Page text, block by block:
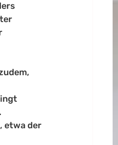
etwa der